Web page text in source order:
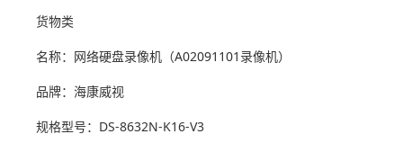
货物类
名称：网络硬盘录像机（A02091101录像机）
品牌：海康威视
规格型号：DS-8632N-K16-V3